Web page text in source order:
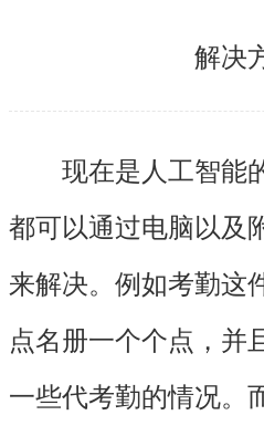
解决
现在是人工智能
都可以通过电脑以及
来解决。例如考勤这
点名册一个个点，并
一些代考勤的情况。